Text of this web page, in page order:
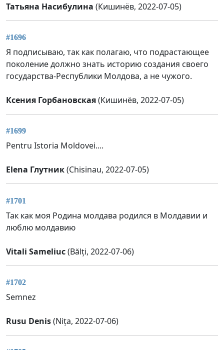
Татьяна Насибулина (Кишинёв, 2022-07-05)
#1696
Я подписываю, так как полагаю, что подрастающее
поколение должно знать историю создания своего
государства-Республики Молдова, а не чужого.
Ксения Горбановская(Кишинёв, 2022-07-05)
#1699
Pentru Istoria Moldovei....
Elena Глутник(Chisinau, 2022-07-05)
#1701
Так как моя Родина молдава родился в Молдавии и
люблю молдавию
Vitali Sameliuc(Bălți, 2022-07-06)
#1702
Semnez
Rusu Denis(Nița, 2022-07-06)